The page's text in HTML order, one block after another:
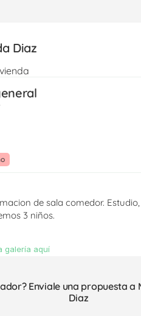
Diaz
de sala comedor.
3 niños.
galería aquí
Enviale una propuesta a
Diaz